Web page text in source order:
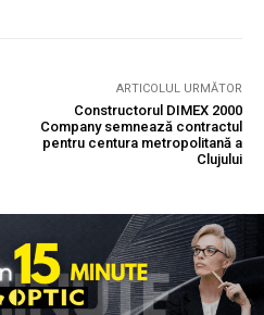
ARTICOLUL URMĂTOR
Constructorul DIMEX 2000
Company semnează contractul
pentru centura metropolitană a
Clujului